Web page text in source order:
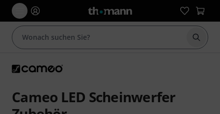
Suche
Cameo LED Scheinwerfer